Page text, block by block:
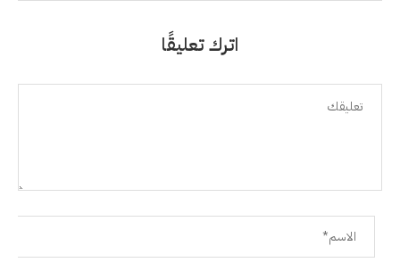
اترك تعليقًا